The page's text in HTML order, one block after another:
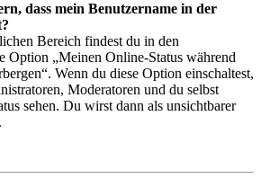
dass mein Benutzername in der
Bereich findest du in den
Option „Meinen Online-Status während
Wenn du diese Option einschaltest,
Moderatoren und du selbst
sehen. Du wirst dann als unsichtbarer